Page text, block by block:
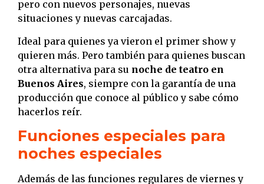
pero con nuevos personajes, nuevas
situaciones y nuevas carcajadas.
Ideal para quienes ya vieron el primer show y
quieren más. Pero también para quienes buscan
otra alternativa para su noche de teatro en
Buenos Aires, siempre con la garantía de una
producción que conoce al público y sabe cómo
hacerlos reír.
Funciones especiales para
noches especiales
Además de las funciones regulares de viernes y